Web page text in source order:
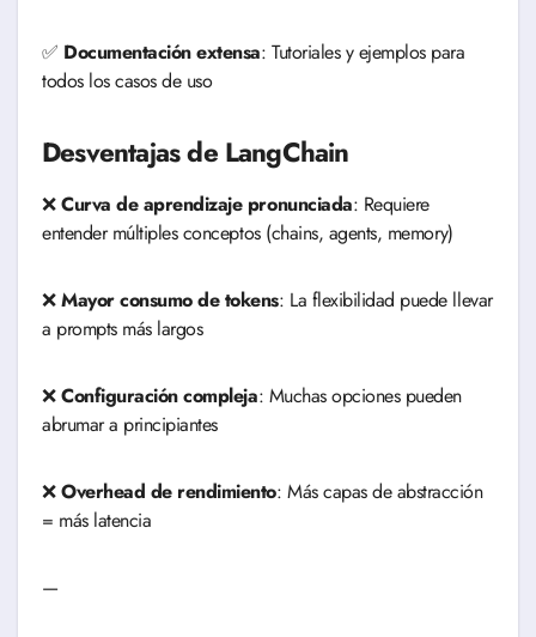
✅ Documentación extensa: Tutoriales y ejemplos para
todos los casos de uso
Desventajas de LangChain
❌Curva de aprendizaje pronunciada: Requiere
entender múltiples conceptos (chains, agents, memory)
❌Mayor consumo de tokens: La flexibilidad puede llevar
a prompts más largos
❌Configuración compleja: Muchas opciones pueden
abrumar a principiantes
❌Overhead de rendimiento: Más capas de abstracción
= más latencia
—